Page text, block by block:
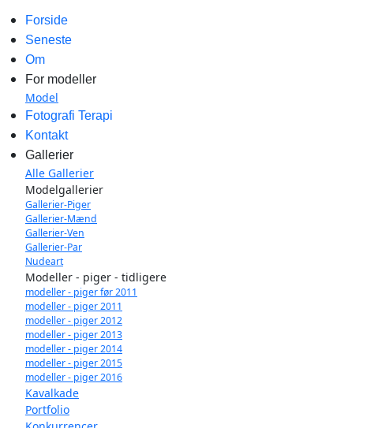
Forside
Seneste
Om
For modeller
Model
Fotografi Terapi
Kontakt
Gallerier
Alle Gallerier
Modelgallerier
Gallerier-Piger
Gallerier-Mænd
Gallerier-Ven
Gallerier-Par
Nudeart
Modeller - piger - tidligere
modeller - piger før 2011
modeller - piger 2011
modeller - piger 2012
modeller - piger 2013
modeller - piger 2014
modeller - piger 2015
modeller - piger 2016
Kavalkade
Portfolio